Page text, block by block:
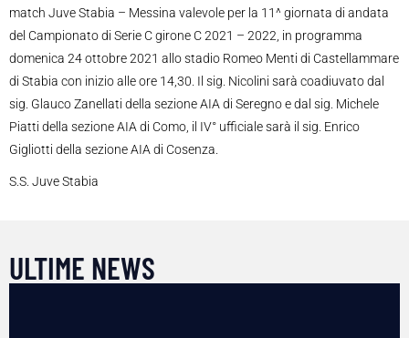
match Juve Stabia – Messina valevole per la 11^ giornata di andata
del Campionato di Serie C girone C 2021 – 2022, in programma
domenica 24 ottobre 2021 allo stadio Romeo Menti di Castellammare
di Stabia con inizio alle ore 14,30. Il sig. Nicolini sarà coadiuvato dal
sig. Glauco Zanellati della sezione AIA di Seregno e dal sig. Michele
Piatti della sezione AIA di Como, il IV° ufficiale sarà il sig. Enrico
Gigliotti della sezione AIA di Cosenza.
S.S. Juve Stabia
ULTIME NEWS